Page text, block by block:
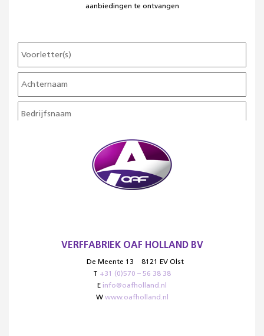
aanbiedingen te ontvangen
VERFFABRIEK OAF HOLLAND BV
De Meente 13
8121 EV Olst
T +31 (0)570 – 56 38 38
E info@oafholland.nl
W www.oafholland.nl